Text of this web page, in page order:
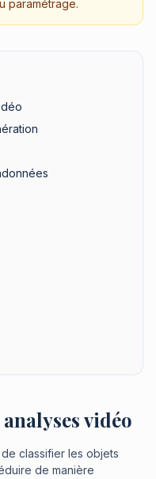
paramétrage.
vidéo
classifier les objets
de manière